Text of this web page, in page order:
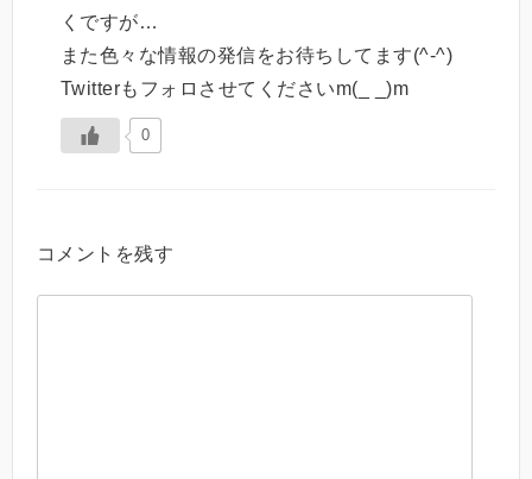
くですが…
また色々な情報の発信をお待ちしてます(^-^)
Twitterもフォロさせてくださいm(_ _)m
0
コメントを残す